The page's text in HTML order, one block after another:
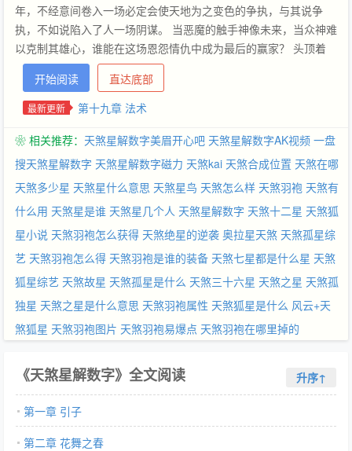
年，不经意间卷入一场必定会使天地为之变色的争执，与其说争
执，不如说陷入了人一场阴谋。 当恶魔的触手神像未来，当众神难
以克制其雄心，谁能在这场恩怨情仇中成为最后的赢家？ 头顶着
天，脚踏着地，这是男儿不可或缺的，不论何时不论何处，只要有
我。 江湖，本就是一场争锋，正义，永远是——不死不休。
开始阅读 直达底部
最新更新 第十九章 法术
❀ 相关推荐： 天煞星解数字美眉开心吧 天煞星解数字AK视频 一盘
搜天煞星解数字 天煞星解数字磁力 天煞kai 天煞合成位置 天煞在哪
天煞多少星 天煞星什么意思 天煞星鸟 天煞怎么样 天煞羽袍 天煞有
什么用 天煞星是谁 天煞星几个人 天煞星解数字 天煞十二星 天煞狐
星小说 天煞羽袍怎么获得 天煞绝星的逆袭 奥拉星天煞 天煞孤星综
艺 天煞羽袍怎么得 天煞羽袍是谁的装备 天煞七星都是什么星 天煞
狐星综艺 天煞故星 天煞孤星是什么 天煞三十六星 天煞之星 天煞孤
独星 天煞之星是什么意思 天煞羽袍属性 天煞狐星是什么 风云+天
煞狐星 天煞羽袍图片 天煞羽袍易爆点 天煞羽袍在哪里掉的
《天煞星解数字》全文阅读 升序↑
第一章 引子
第二章 花舞之春